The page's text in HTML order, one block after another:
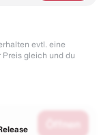
evtl. eine
gleich und du